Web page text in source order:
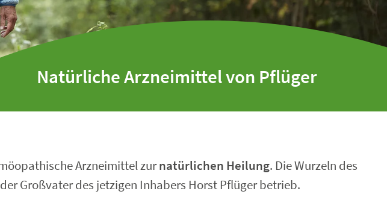
Natürliche Arzneimittel von Pflüger
Arzneimittel zurnatürlichen Heilung. Die Wurzeln des
Großvater des jetzigen Inhabers Horst Pflüger betrieb.